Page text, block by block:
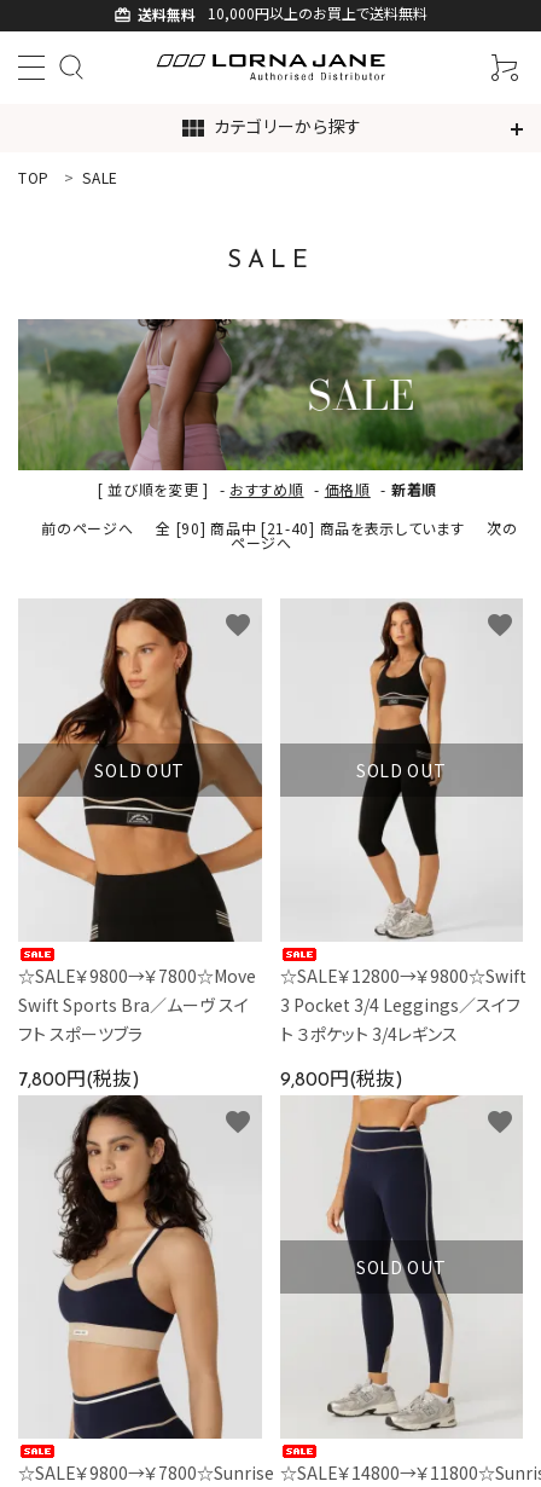
card_giftcard 送料無料 10,000円以上のお買上で送料無料
view_module カテゴリーから探す
ACCOUNT MENU
search
新着商品
アイテムから探す
INFORMATIOM
TOP SALE
SALE
[ 並び順を変更 ] - おすすめ順 - 価格順 - 新着順
前のページへ
全 [90] 商品中 [21-40] 商品を表示しています 次の
ページへ
SOLD OUT
☆SALE￥9800→￥7800☆Move
Swift Sports Bra／ムーヴ スイ
フト スポーツブラ
7,800円(税抜)
favorite
SOLD OUT
☆SALE￥12800→￥9800☆Swift
3 Pocket 3/4 Leggings／スイフ
ト ３ポケット 3/4レギンス
9,800円(税抜)
favorite
☆SALE￥9800→￥7800☆Sunrise
favorite
SOLD OUT
☆SALE￥14800→￥
favorite